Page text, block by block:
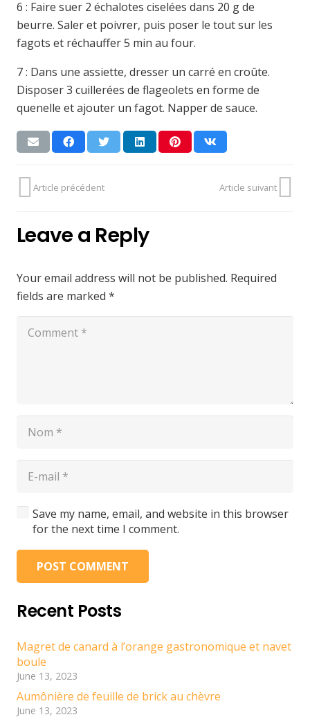
6 : Faire suer 2 échalotes ciselées dans 20 g de
beurre. Saler et poivrer, puis poser le tout sur les
fagots et réchauffer 5 min au four.
7 : Dans une assiette, dresser un carré en croûte.
Disposer 3 cuillerées de flageolets en forme de
quenelle et ajouter un fagot. Napper de sauce.
Article précédent Article suivant
Leave a Reply
Your email address will not be published. Required
fields are marked *
Save my name, email, and website in this browser
for the next time I comment.
POST COMMENT
Recent Posts
Magret de canard à l’orange gastronomique et navet
boule
June 13, 2023
Aumônière de feuille de brick au chèvre
June 13, 2023